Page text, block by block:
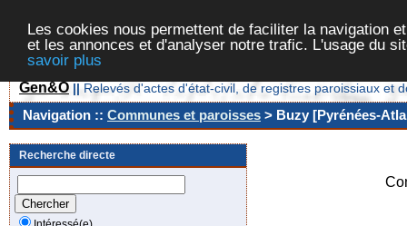
Les cookies nous permettent de faciliter la navigation
et les annonces et d'analyser notre trafic. L'usage du
savoir plus
Gen&O || Relevés d'actes d'état-civil, de registres paroissiaux et
Navigation :: Communes et paroisses > Buzy [Pyrénées-
Recherche directe